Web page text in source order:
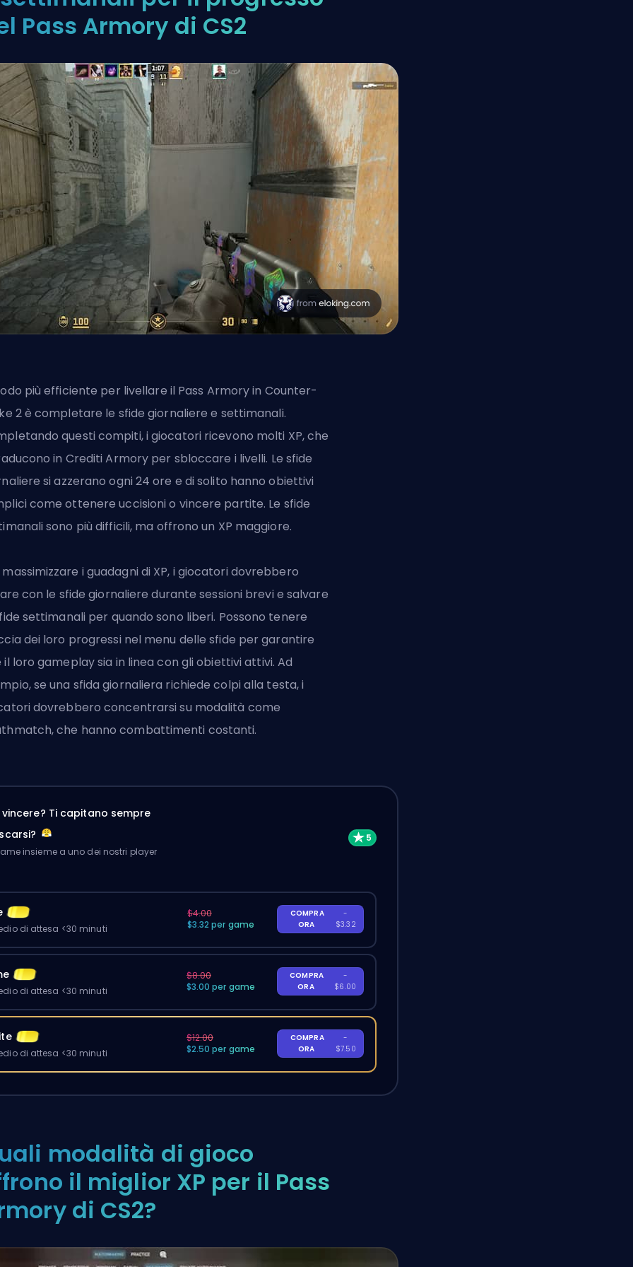
Pass Armory di CS2
più efficiente per livellare il Pass Armory in Counter-
2 è completare le sfide giornaliere e settimanali.
questi compiti, i giocatori ricevono molti XP, che
in Crediti Armory per sbloccare i livelli. Le sfide
si azzerano ogni 24 ore e di solito hanno obiettivi
come ottenere uccisioni o vincere partite. Le sfide
sono più difficili, ma offrono un XP maggiore.
i guadagni di XP, i giocatori dovrebbero
con le sfide giornaliere durante sessioni brevi e salvare
settimanali per quando sono liberi. Possono tenere
dei loro progressi nel menu delle sfide per garantire
il loro gameplay sia in linea con gli obiettivi attivi. Ad
se una sfida giornaliera richiede colpi alla testa, i
dovrebbero concentrarsi su modalità come
che hanno combattimenti costanti.
Ti capitano sempre
insieme a uno dei nostri player
di attesa <30 minuti
$4.00
$3.32 per game
COMPRA
ORA
-
$3.32
di attesa <30 minuti
$8.00
$3.00 per game
COMPRA
ORA
-
$6.00
di attesa <30 minuti
$12.00
$2.50 per game
COMPRA
ORA
-
$7.50
modalità di gioco
il miglior XP per il Pass
di CS2?